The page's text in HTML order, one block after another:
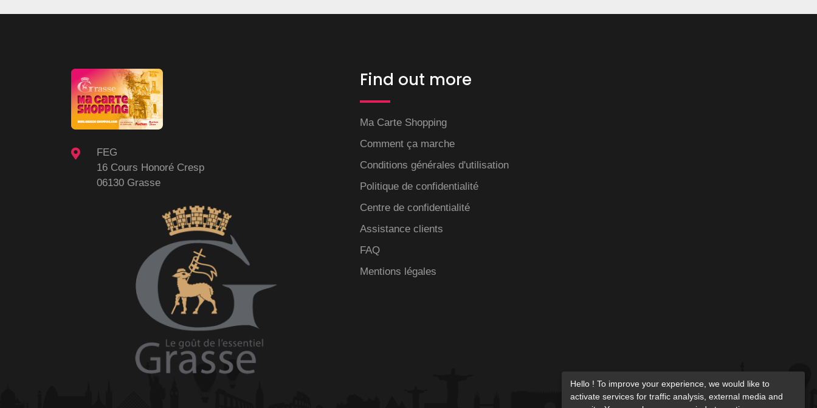
FEG
16 Cours Honoré Cresp
06130 Grasse
Find out more
Ma Carte Shopping
Comment ça marche
Conditions générales d'utilisation
Politique de confidentialité
Centre de confidentialité
Assistance clients
FAQ
Mentions légales
Hello ! To improve your experience, we would like to
activate services for traffic analysis, external media and